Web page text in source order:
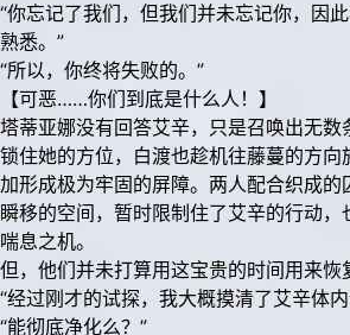
“你忘记了我们，但我们并未忘记你，因
熟悉。”
“所以，你终将失败的。”
【可恶……你们到底是什么人！】
塔蒂亚娜没有回答艾辛，只是召唤出无数
锁住她的方位，白渡也趁机往藤蔓的方向
加形成极为牢固的屏障。两人配合织成的
瞬移的空间，暂时限制住了艾辛的行动
喘息之机。
但，他们并未打算用这宝贵的时间用来恢
“经过刚才的试探，我大概摸清了艾辛体
“能彻底净化么？”